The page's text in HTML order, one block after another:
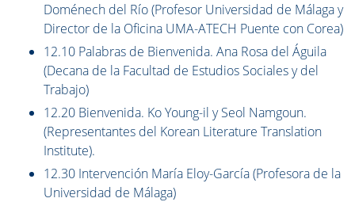
Doménech del Río (Profesor Universidad de Málaga y
Director de la Oficina UMA-ATECH Puente con Corea)
12.10 Palabras de Bienvenida. Ana Rosa del Águila
(Decana de la Facultad de Estudios Sociales y del
Trabajo)
12.20 Bienvenida. Ko Young-il y Seol Namgoun.
(Representantes del Korean Literature Translation
Institute).
12.30 Intervención María Eloy-García (Profesora de la
Universidad de Málaga)